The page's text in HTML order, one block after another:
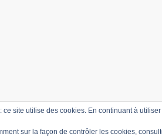
ce site utilise des cookies. En continuant à
sur la façon de contrôler les cookies,